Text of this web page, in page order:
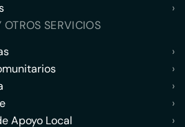
›
SERVICIOS
›
›
›
›
Apoyo Local
›